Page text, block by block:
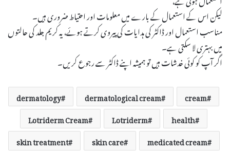
لیکن اس کے استعمال کے بارے میں معلومات اور احتیاط ضروری ہیں۔
مناسب استعمال اور ڈاکٹر کی ہدایات کی پیروی کرتے ہوئے، یہ کریم جلد کی حالتوں
میں بہتری لا سکتی ہے۔
اگر آپ کو کوئی خدشات ہیں تو ہمیشہ اپنے ڈاکٹر سے رجوع کریں۔
cream
dermatological cream
dermatology
health
Lotriderm
Lotriderm Cream
medicated cream
skin care
skin treatment